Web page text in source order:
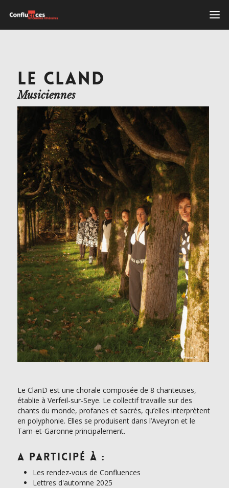
LE CLAND
Musiciennes
Le ClanD est une chorale composée de 8 chanteuses,
établie à Verfeil-sur-Seye. Le collectif travaille sur des
chants du monde, profanes et sacrés, qu’elles interprètent
en polyphonie. Elles se produisent dans l’Aveyron et le
Tarn-et-Garonne principalement.
A participé à :
Les rendez-vous de Confluences
Lettres d'automne 2025